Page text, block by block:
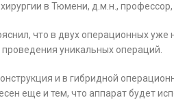
в Тюмени, д.м.н.,
что в двух операционных
уникальных операций.
и в гибридной
еще и тем, что аппарат будет